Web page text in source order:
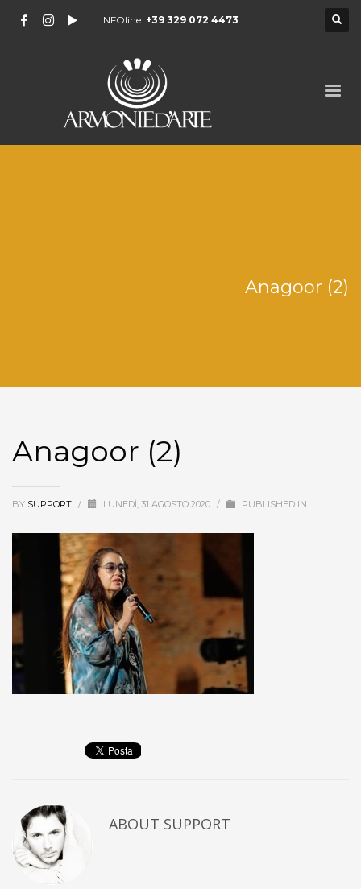
INFOline: +39 329 072 4473
Anagoor (2)
Anagoor (2)
BY SUPPORT / LUNEDÌ, 31 AGOSTO 2020 / PUBLISHED IN
ABOUT SUPPORT